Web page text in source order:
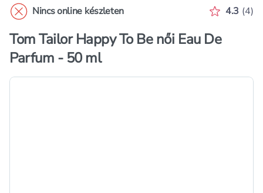
Nincs online készleten 4.3 (4)
Tom Tailor Happy To Be női Eau De
Parfum - 50 ml